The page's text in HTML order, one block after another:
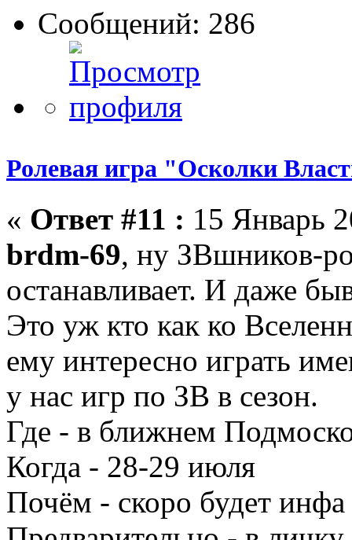
Сообщений: 286
Ролевая игра "Осколки
« Ответ #11 : 15 Январь
brdm-69, ну ЗВшников-
останавливает. И даже
Это уж кто как ко
ему интересно играть
у нас игр по ЗВ в сезон.
Где - в ближнем
Когда - 28-29 июля
Почём - скоро будет инфа